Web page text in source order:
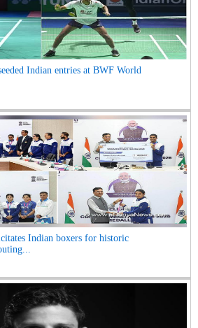
Indian entries at BWF World
Indian boxers for historic